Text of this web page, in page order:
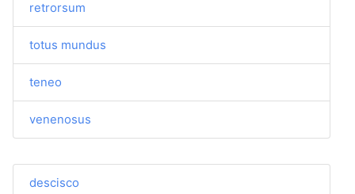
retrorsum
totus mundus
teneo
venenosus
descisco